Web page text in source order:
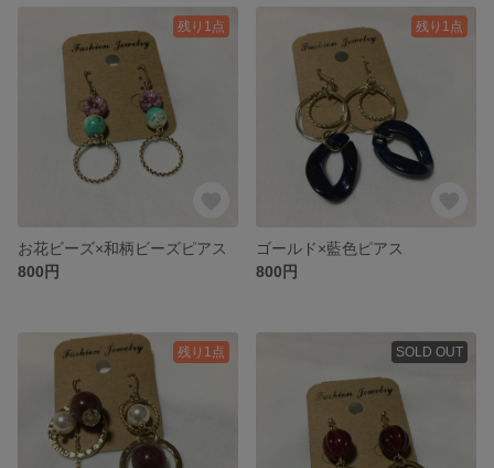
残り1点
お花ビーズ×和柄ビーズピアス
800円
残り1点
ゴールド×藍色ピアス
800円
残り1点 SOLD OUT